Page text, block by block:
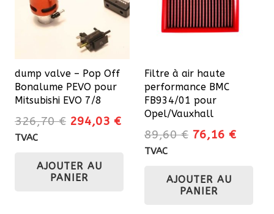
dump valve – Pop Off
Bonalume PEVO pour
Mitsubishi EVO 7/8
326,70€ Le
était :
326,70 €.
294,03 €Le
actuel
294,03 €.
TVAC
AJOUTER AU
PANIER
Filtre à air haute
performance BMC
FB934/01 pour
Opel/Vauxhall
89,60€ Le
était :
89,60 €.
76,16 €Le
TVAC
AJOUTER AU
PANIER